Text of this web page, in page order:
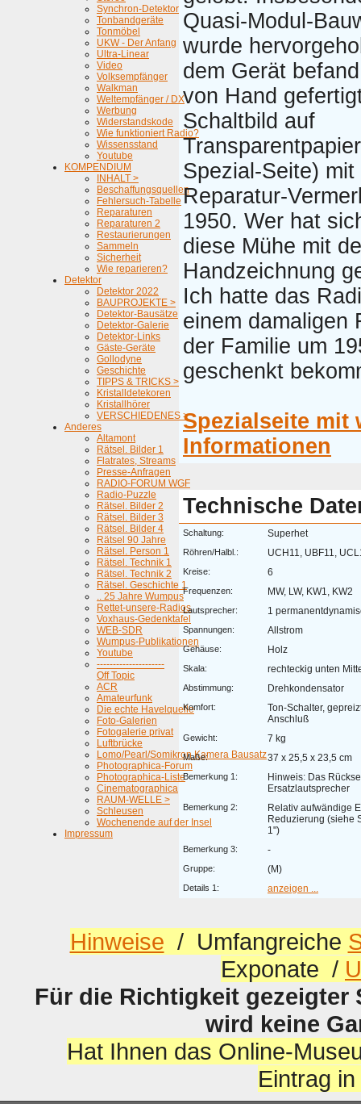
Synchron-Detektor
Tonbandgeräte
Tonmöbel
UKW - Der Anfang
Ultra-Linear
Video
Volksempfänger
Walkman
Weltempfänger / DX
Werbung
Widerstandskode
Wie funktioniert Radio?
Wissensstand
Youtube
KOMPENDIUM
INHALT >
Beschaffungsquellen
Fehlersuch-Tabelle
Reparaturen
Reparaturen 2
Restaurierungen
Sammeln
Sicherheit
Wie reparieren?
Detektor
Detektor 2022
BAUPROJEKTE >
Detektor-Bausätze
Detektor-Galerie
Detektor-Links
Gäste-Geräte
Gollodyne
Geschichte
TIPPS & TRICKS >
Kristalldetekoren
Kristallhörer
VERSCHIEDENES >
Anderes
Altamont
Rätsel. Bilder 1
Flatrates, Streams
Presse-Anfragen
RADIO-FORUM WGF
Radio-Puzzle
Rätsel. Bilder 2
Rätsel. Bilder 3
Rätsel. Bilder 4
Rätsel 90 Jahre
Rätsel. Person 1
Rätsel. Technik 1
Rätsel. Technik 2
Rätsel. Geschichte 1
.. 25 Jahre Wumpus
Rettet-unsere-Radios
Voxhaus-Gedenktafel
WEB-SDR
Wumpus-Publikationen
Youtube
---------------------
Off Topic
ACR
Amateurfunk
Die echte Havelquelle
Foto-Galerien
Fotogalerie privat
Luftbrücke
Lomo/Pearl/Somikron Kamera Bausatz
Photographica-Forum
Photographica-Liste
Cinematographica
RAUM-WELLE >
Schleusen
Wochenende auf der Insel
Impressum
Quasi-Modul-
wurde
dem Gerät
von Hand
Schaltbild auf
Spezial-Seite) mit
Reparatur-
1950. Wer hat
diese Mühe mit
Handzeichnung
Ich hatte das
einem damaligen
der Familie um
geschenkt
Spezialseite mit
Informationen
Technische
Schaltung: Superhet
Röhren/Halbl.: UCH11, UBF11,
Kreise: 6
Frequenzen: MW, LW, KW1, KW2
Lautsprecher: 1
Spannungen: Allstrom
Gehäuse: Holz
Skala: rechteckig unten
Abstimmung: Drehkondensator
Komfort:
Ton-Schalter,
Anschluß
Gewicht: 7 kg
Maße: 37 x 25,5 x 23,5 cm
Bemerkung 1:
Hinweis: Das
Ersatzlautsprecher
Bemerkung 2:
Relativ aufwändige
Reduzierung (siehe
1")
Bemerkung 3: -
Gruppe: (M)
Details 1: anzeigen ...
Hinweise / Umfangreiche
Exponate /
Für die Richtigkeit
wird keine
Hat Ihnen das Online-
Eintrag